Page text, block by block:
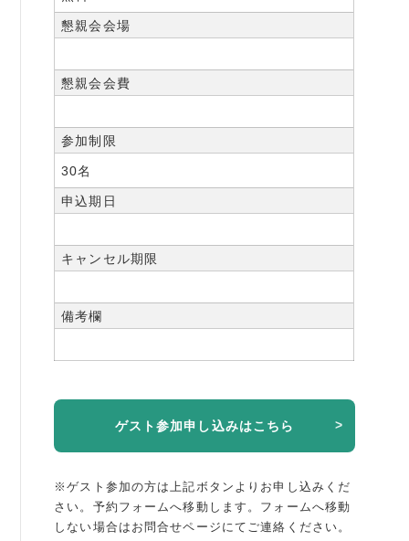
懇親会会場
懇親会会費
参加制限
30名
申込期日
キャンセル期限
備考欄
ゲスト参加申し込みはこちら
※ゲスト参加の方は上記ボタンよりお申し込みくだ
さい。予約フォームへ移動します。 フォームへ移動
しない場合はお問合せページにてご連絡ください。